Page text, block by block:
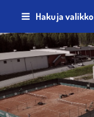
Siirry
sisältöön
Haku ja valikko